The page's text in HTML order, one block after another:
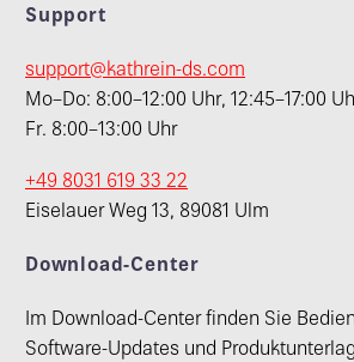
Support
support@kathrein-ds.com
Mo–Do: 8:00–12:00 Uhr, 12:45–17:00
Fr. 8:00–13:00 Uhr
+49 8031 619 33 22
Eiselauer Weg 13, 89081 Ulm
Download-Center
Im Download-Center finden Sie
Software-Updates und